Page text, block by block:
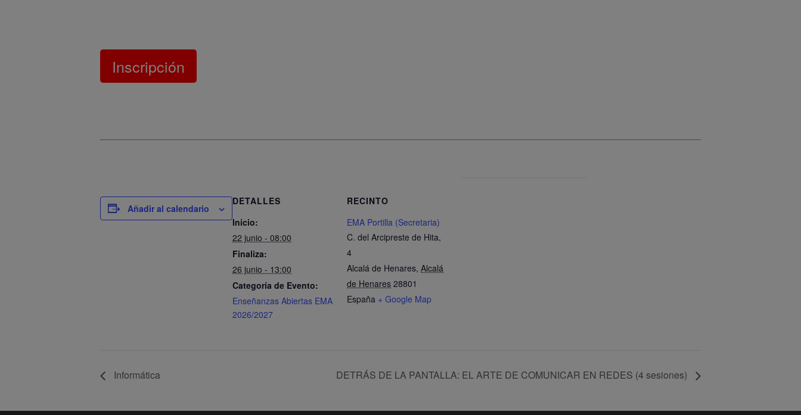
Inscripción
Añadir al calendario
DETALLES
Inicio:
22 junio - 08:00
Finaliza:
26 junio - 13:00
Categoría de Evento:
Enseñanzas Abiertas EMA
2026/2027
RECINTO
EMA Portilla (Secretaria)
C. del Arcipreste de Hita,
4
Alcalá de Henares, Alcalá
de Henares 28801
España + Google Map
Informática DETRÁS DE LA PANTALLA: EL ARTE DE COMUNICAR EN REDES (4 sesiones)